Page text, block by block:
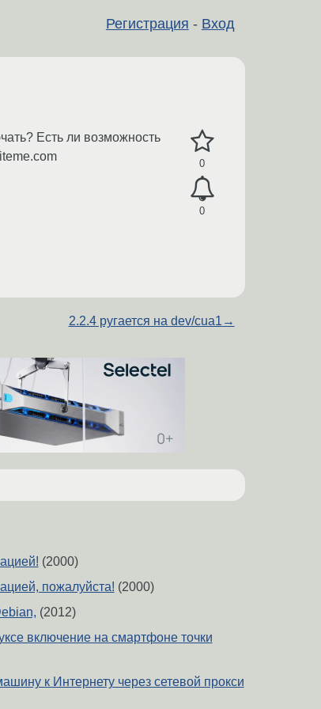
Регистрация - Вход
0
0
Есть ли возможность
2.2.4 ругается на dev/cua1 →
(2000)
пожалуйста! (2000)
(2012)
включение на смартфоне точки
к Интернету через сетевой прокси